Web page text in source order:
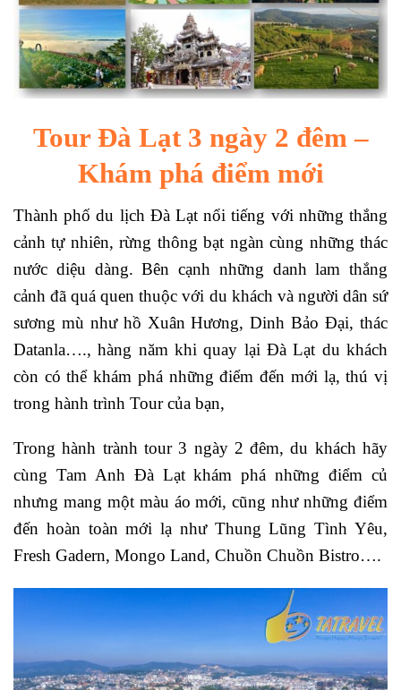
Tour Đà Lạt 3 ngày 2 đêm –
Khám phá điểm mới
Thành phố du lịch Đà Lạt nổi tiếng với những thắng
cảnh tự nhiên, rừng thông bạt ngàn cùng những thác
nước diệu dàng. Bên cạnh những danh lam thắng
cảnh đã quá quen thuộc với du khách và người dân sứ
sương mù như hồ Xuân Hương, Dinh Bảo Đại, thác
Datanla…., hàng năm khi quay lại Đà Lạt du khách
còn có thể khám phá những điểm đến mới lạ, thú vị
trong hành trình Tour của bạn,
Trong hành trành tour 3 ngày 2 đêm, du khách hãy
cùng Tam Anh Đà Lạt khám phá những điểm củ
nhưng mang một màu áo mới, cũng như những điểm
đến hoàn toàn mới lạ như Thung Lũng Tình Yêu,
Fresh Gadern, Mongo Land, Chuồn Chuồn Bistro….